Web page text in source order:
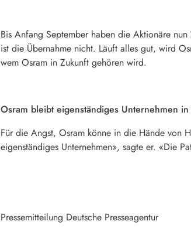
Bis Anfang September haben die Aktionäre
ist die Übernahme nicht. Läuft alles gut, wird
wem Osram in Zukunft gehören wird.
Osram bleibt eigenständiges Unternehmen
Für die Angst, Osram könne in die Hände von
eigenständiges Unternehmen», sagte er. «Die
Pressemitteilung Deutsche Presseagentur